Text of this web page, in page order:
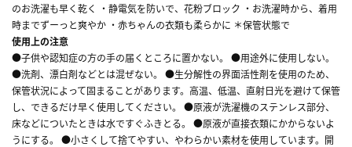
のお洗濯も早く乾く ・静電気を防いで、花粉ブロック ・お洗濯時から、着用
時までずーっと爽やか ・赤ちゃんの衣類も柔らかに ＊保管状態で
使用上の注意
●子供や認知症の方の手の届くところに置かない。 ●用途外に使用しない。
●洗剤、漂白剤などとは混ぜない。 ●生分解性の界面活性剤を使用のため、
保管状況によって固まることがあります。高温、低温、直射日光を避けて保管
し、できるだけ早く使用してください。 ●原液が洗濯機のステンレス部分、
床などについたときは水ですぐふきとる。 ●原液が直接衣類にかからないよ
うにする。 ●小さくして捨てやすい、やわらかい素材を使用しています。開